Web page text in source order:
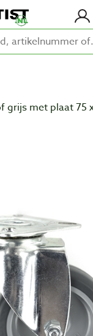
grijs met plaat 75